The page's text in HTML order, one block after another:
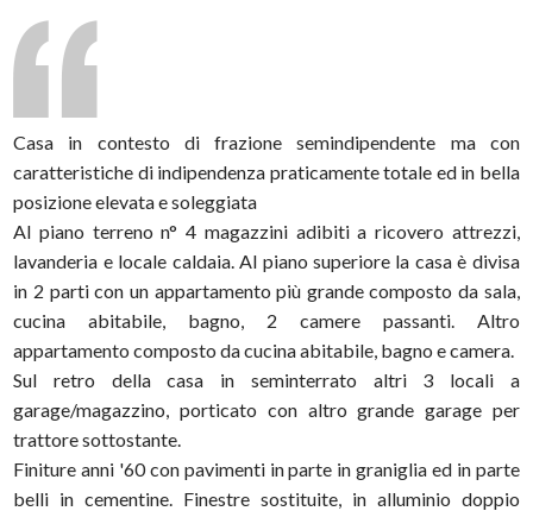
Casa in contesto di frazione semindipendente ma con
caratteristiche di indipendenza praticamente totale ed in bella
posizione elevata e soleggiata
Al piano terreno n° 4 magazzini adibiti a ricovero attrezzi,
lavanderia e locale caldaia. Al piano superiore la casa è divisa
in 2 parti con un appartamento più grande composto da sala,
cucina abitabile, bagno, 2 camere passanti. Altro
appartamento composto da cucina abitabile, bagno e camera.
Sul retro della casa in seminterrato altri 3 locali a
garage/magazzino, porticato con altro grande garage per
trattore sottostante.
Finiture anni '60 con pavimenti in parte in graniglia ed in parte
belli in cementine. Finestre sostituite, in alluminio doppio